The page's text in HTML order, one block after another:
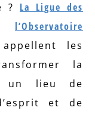
? La Ligue des
l’Observatoire
appellent les
la
un lieu de
et de